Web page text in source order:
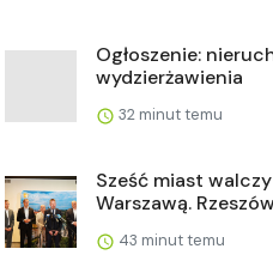
Ogłoszenie:
wydzierżawienia
32 minut temu
Sześć miast
Warszawą.
43 minut temu